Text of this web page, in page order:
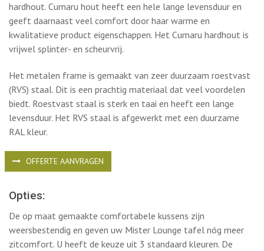
biedt. Roestvast staal is sterk en taai en heeft een lange
levensduur. Het RVS staal is afgewerkt met een duurzame
RAL kleur.
Opties:
De op maat gemaakte comfortabele kussens zijn
weersbestendig en geven uw Mister Lounge tafel nóg meer
kussenhoezen zijn afritsbaar, zodat u de hoezen eenvoudig
kunt wassen. De vulling is comfortabel en kwalitatief
hoogwaardig.
Wilt u meer informatie over dit product? Neem gerust
contact met ons op, we bespreken graag de mogelijkheden
met u!